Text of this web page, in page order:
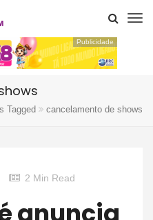
Publicidade
Tagged cancelamento de shows
2 Min Read